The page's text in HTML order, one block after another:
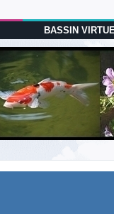
BASSIN